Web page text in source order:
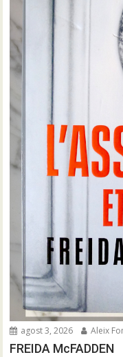
agost 3, 2026 Aleix
FREIDA McFADDEN